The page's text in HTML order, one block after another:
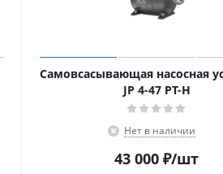
Самовсасывающая насосная
JP 4-47 PT-H
Нет в наличии
43 000 ₽/шт